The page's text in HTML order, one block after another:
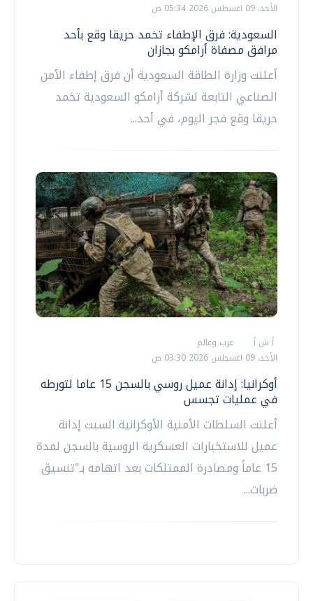
الأحد، 09 اغسطس 2026 05:34 ص
السعودية: فرق الإطفاء تخمد حريقا وقع بأحد
مرافق مصفاة أرامكو بجازان
أعلنت وزارة الطاقة السعودية أن فرق إطفاء الأمن
الصناعي التابعة لشركة أرامكو السعودية تخمد
حريقا وقع فجر اليوم، في أحد...
أ ش أ
عرب وعالم
الأحد، 09 اغسطس 2026 03:30 ص
أوكرانيا: إدانة عميل روسي بالسجن 15 عاما لتورطه
في عمليات تجسس
أعلنت السلطات الأمنية الأوكرانية السبت إدانة
عميل للاستخبارات العسكرية الروسية بالسجن لمدة
15 عاماً ومصادرة الممتلكات بعد اتهامه بـ"تنسيق
ضربات...